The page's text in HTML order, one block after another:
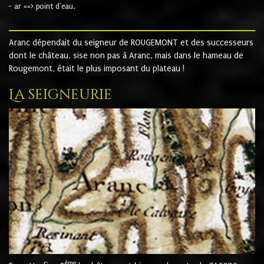
- ar ==> point d'eau.
Aranc dépendait du seigneur de ROUGEMONT et des successeurs
dont le château, sise non pas à Aranc, mais dans le hameau de
Rougemont, était le plus imposant du plateau !
La seigneurie